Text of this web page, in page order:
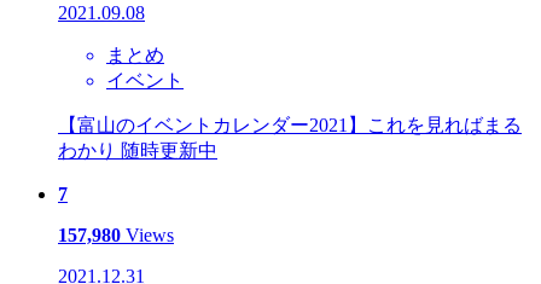
2021.09.08
まとめ
イベント
【富山のイベントカレンダー2021】これを見ればまる
わかり 随時更新中
7
157,980 Views
2021.12.31